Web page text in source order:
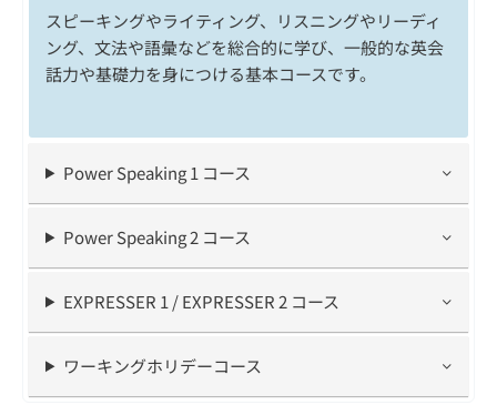
スピーキングやライティング、リスニングやリーディ
ング、文法や語彙などを総合的に学び、一般的な英会
話力や基礎力を身につける基本コースです。
Power Speaking 1 コース
Power Speaking 2 コース
EXPRESSER 1 / EXPRESSER 2 コース
ワーキングホリデーコース